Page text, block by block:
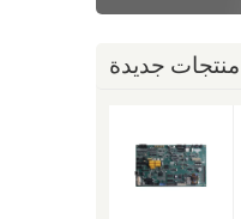
منتجات جديدة